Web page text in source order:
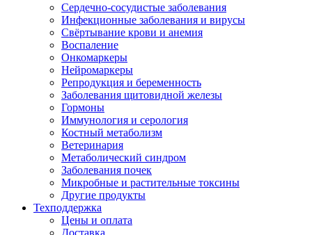
Сердечно-сосудистые заболевания
Инфекционные заболевания и вирусы
Свёртывание крови и анемия
Воспаление
Онкомаркеры
Нейромаркеры
Репродукция и беременность
Заболевания щитовидной железы
Гормоны
Иммунология и серология
Костный метаболизм
Ветеринария
Метаболический синдром
Заболевания почек
Микробные и растительные токсины
Другие продукты
Техподдержка
Цены и оплата
Доставка